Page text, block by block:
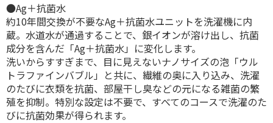
●Ag＋抗菌水
約10年間交換が不要なAg＋抗菌水ユニットを洗濯機に内
蔵。水道水が通過することで、銀イオンが溶け出し、抗菌
成分を含んだ「Ag＋抗菌水」に変化します。
洗いからすすぎまで、目に見えないナノサイズの泡「ウル
トラファインバブル」と共に、繊維の奥に入り込み、洗濯
のたびに衣類を抗菌、部屋干し臭などの元になる雑菌の繁
殖を抑制。特別な設定は不要で、すべてのコースで洗濯のた
びに抗菌効果が得られます。